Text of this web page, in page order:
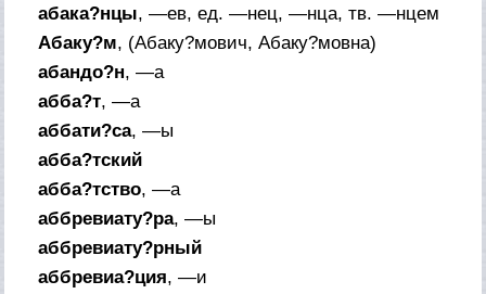
абака?нцы, —ев,ед. —нец, —нца,тв. —нцем
Абаку?м, (Абаку?мович, Абаку?мовна)
абандо?н, —а
абба?т, —а
аббати?са, —ы
абба?тский
абба?тство, —а
аббревиату?ра, —ы
аббревиату?рный
аббревиа?ция, —и